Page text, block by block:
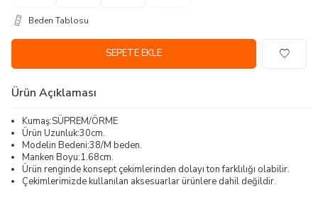
Beden Tablosu
SEPETE EKLE
Ürün Açıklaması
Kumaş:SÜPREM/ÖRME
Ürün Uzunluk:30cm.
Modelin Bedeni:38/M beden.
Manken Boyu:1.68cm.
Ürün renginde konsept çekimlerinden dolayı ton farklılığı olabilir.
Çekimlerimizde kullanılan aksesuarlar ürünlere dahil değildir.